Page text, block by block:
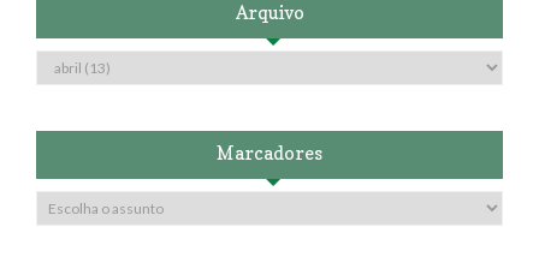
Arquivo
Marcadores